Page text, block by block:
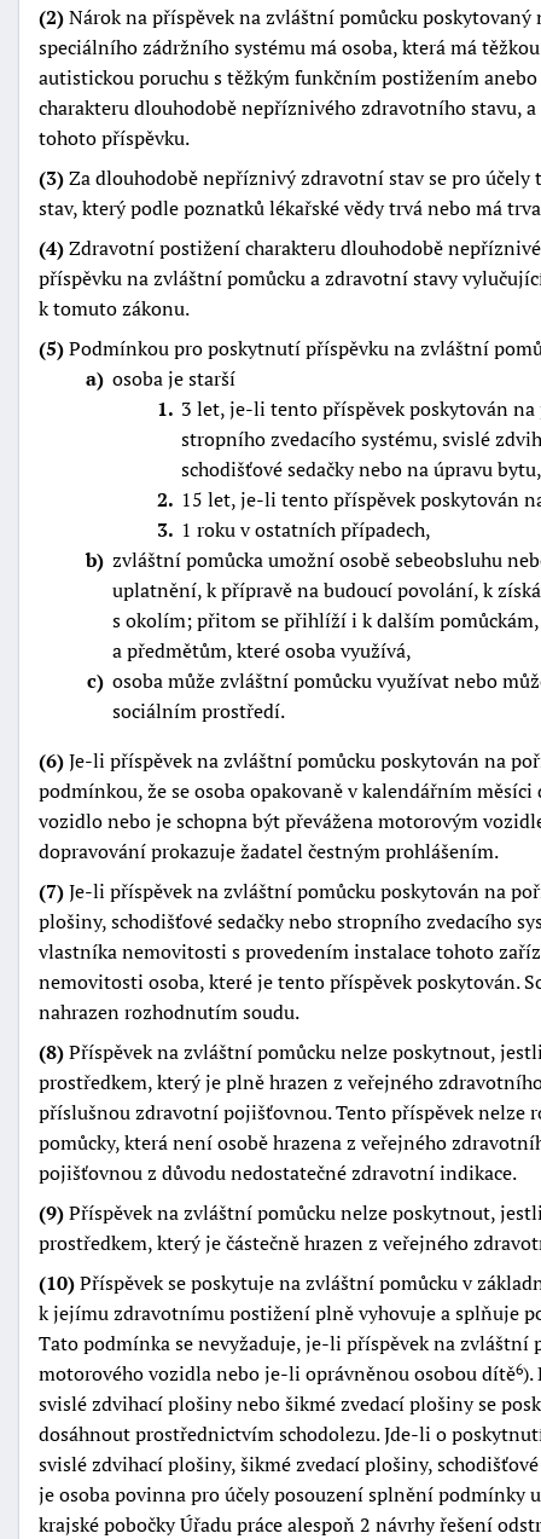
(2)Nárok na příspěvek na zvláštní pomůcku
speciálního zádržního systému má osoba, která má
autistickou poruchu s těžkým funkčním postižením
charakteru dlouhodobě nepříznivého zdravotního stavu,
tohoto příspěvku.
(3)Za dlouhodobě nepříznivý zdravotní stav se pro
stav, který podle poznatků lékařské vědy trvá nebo má
(4)Zdravotní postižení charakteru dlouhodobě
příspěvku na zvláštní pomůcku a zdravotní stavy
k tomuto zákonu.
(5)Podmínkou pro poskytnutí příspěvku na zvláštní
a osoba je starší
1 3 let, je-li tento příspěvek poskytován
stropního zvedacího systému, svislé
schodišťové sedačky nebo na úpravu
2
15 let, je-li tento příspěvek poskytován
3 1 roku v ostatních případech,
b zvláštní pomůcka umožní osobě sebeobsluhu
uplatnění, k přípravě na budoucí povolání, k
s okolím; přitom se přihlíží i k dalším
a předmětům, které osoba využívá,
c osoba může zvláštní pomůcku využívat nebo
sociálním prostředí.
(6)Je-li příspěvek na zvláštní pomůcku poskytován na
podmínkou, že se osoba opakovaně v kalendářním
vozidlo nebo je schopna být převážena motorovým
dopravování prokazuje žadatel čestným prohlášením.
(7)Je-li příspěvek na zvláštní pomůcku poskytován na
plošiny, schodišťové sedačky nebo stropního zvedacího
vlastníka nemovitosti s provedením instalace tohoto
nemovitosti osoba, které je tento příspěvek poskytován.
nahrazen rozhodnutím soudu.
(8)Příspěvek na zvláštní pomůcku nelze poskytnout,
prostředkem, který je plně hrazen z veřejného
příslušnou zdravotní pojišťovnou. Tento příspěvek nelze
pomůcky, která není osobě hrazena z veřejného
pojišťovnou z důvodu nedostatečné zdravotní indikace.
(9)Příspěvek na zvláštní pomůcku nelze poskytnout,
prostředkem, který je částečně hrazen z veřejného
(10)Příspěvek se poskytuje na zvláštní pomůcku v
k jejímu zdravotnímu postižení plně vyhovuje a splňuje
Tato podmínka se nevyžaduje, je-li příspěvek na zvláštní
motorového vozidla nebo je-li oprávněnou osobou dítě6).
svislé zdvihací plošiny nebo šikmé zvedací plošiny se
dosáhnout prostřednictvím schodolezu. Jde-li o
svislé zdvihací plošiny, šikmé zvedací plošiny,
je osoba povinna pro účely posouzení splnění podmínky
krajské pobočky Úřadu práce alespoň 2 návrhy řešení